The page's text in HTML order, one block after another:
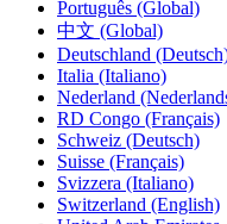
Português (Global)
中文 (Global)
Deutschland
Italia (Italiano)
Nederland
RD Congo (Français)
Schweiz (Deutsch)
Suisse (Français)
Svizzera (Italiano)
Switzerland (English)